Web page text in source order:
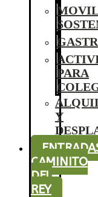
PARA
Y
CAMINITO
DEL
REY